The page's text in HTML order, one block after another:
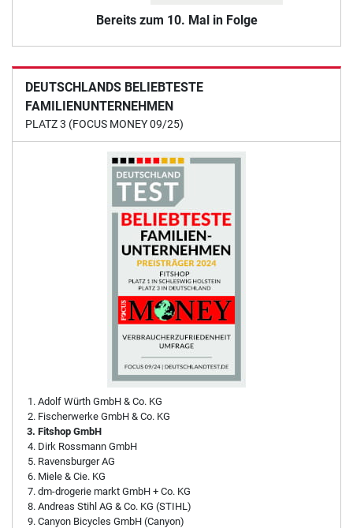
Bereits zum 10. Mal in Folge
DEUTSCHLANDS BELIEBTESTE
FAMILIENUNTERNEHMEN
PLATZ 3 (FOCUS MONEY 09/25)
Adolf Würth GmbH & Co. KG
Fischerwerke GmbH & Co. KG
Fitshop GmbH
Dirk Rossmann GmbH
Ravensburger AG
Miele & Cie. KG
dm-drogerie markt GmbH + Co. KG
Andreas Stihl AG & Co. KG (STIHL)
Canyon Bicycles GmbH (Canyon)